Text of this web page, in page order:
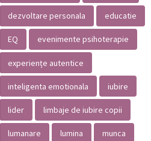
dezvoltare personala educatie
EQ evenimente psihoterapie
experiențe autentice
inteligenta emotionala iubire
lider limbaje de iubire copii
lumanare lumina munca